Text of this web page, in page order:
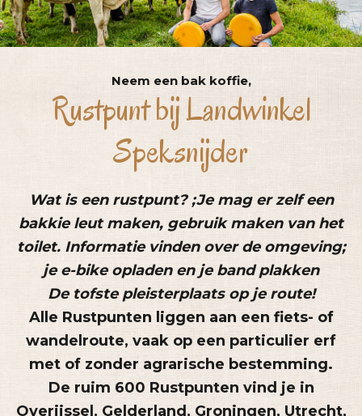
Neem een bak koffie,
Rustpunt bij Landwinkel
Speksnijder
Wat is een rustpunt? ;Je mag er zelf een
bakkie leut maken, gebruik maken van het
toilet. Informatie vinden over de omgeving;
je e-bike opladen en je band plakken
De tofste pleisterplaats op je route!
Alle Rustpunten liggen aan een fiets- of
wandelroute, vaak op een particulier erf
met of zonder agrarische bestemming.
De ruim 600 Rustpunten vind je in
Overijssel, Gelderland, Groningen, Utrecht,